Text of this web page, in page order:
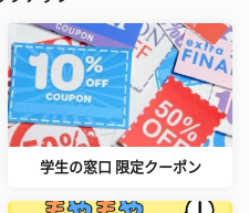
学生の窓口 限定クーポン